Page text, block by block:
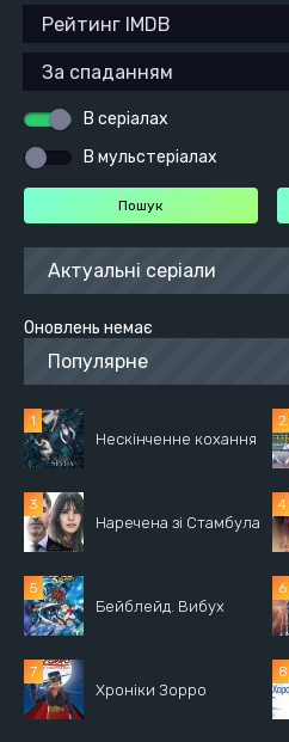
В серіалах
В мульстеріалах
Актуальні серіали
Оновлень немає
Популярне
Нескінченне кохання
Наречена зі Стамбула
Бейблейд. Вибух
Хроніки Зорро